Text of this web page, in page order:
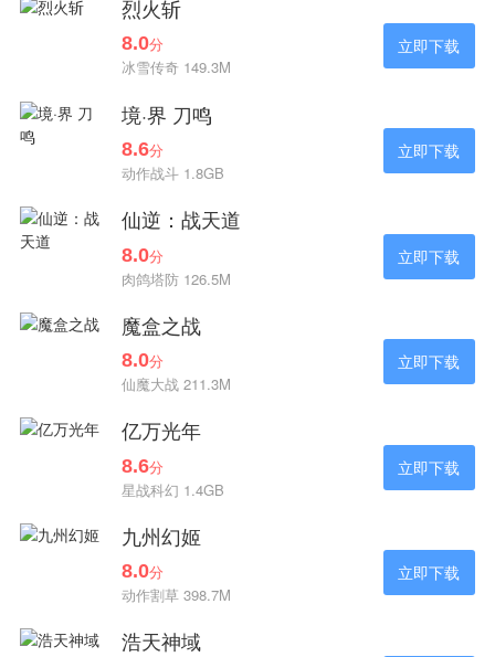
烈火斩
8.0分
冰雪传奇 149.3M
立即下载
境·界 刀鸣
8.6分
动作战斗 1.8GB
立即下载
仙逆：战天道
8.0分
肉鸽塔防 126.5M
立即下载
魔盒之战
8.0分
仙魔大战 211.3M
立即下载
亿万光年
8.6分
星战科幻 1.4GB
立即下载
九州幻姬
8.0分
动作割草 398.7M
立即下载
浩天神域